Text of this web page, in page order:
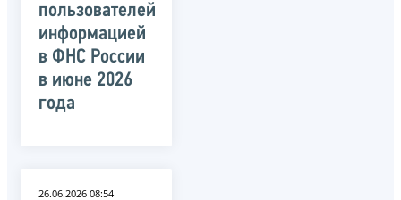
пользователей
информацией
в ФНС России
в июне 2026
года
26.06.2026 08:54